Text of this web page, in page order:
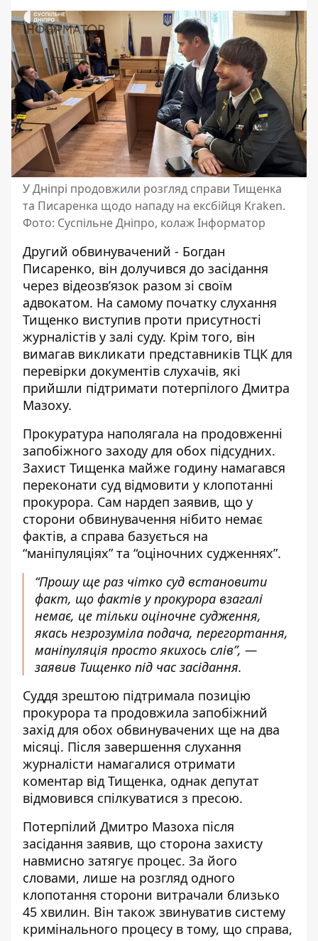
У Дніпрі продовжили розгляд справи Тищенка
та Писаренка щодо нападу на ексбійця Kraken.
Фото: Суспільне Дніпро, колаж Інформатор
Другий обвинувачений - Богдан
Писаренко, він долучився до засідання
через відеозв’язок разом зі своїм
адвокатом. На самому початку слухання
Тищенко виступив проти присутності
журналістів у залі суду. Крім того, він
вимагав викликати представників ТЦК для
перевірки документів слухачів, які
прийшли підтримати потерпілого Дмитра
Мазоху.
Прокуратура наполягала на продовженні
запобіжного заходу для обох підсудних.
Захист Тищенка майже годину намагався
переконати суд відмовити у клопотанні
прокурора. Сам нардеп заявив, що у
сторони обвинувачення нібито немає
фактів, а справа базується на
“маніпуляціях” та “оціночних судженнях”.
“Прошу ще раз чітко суд встановити
факт, що фактів у прокурора взагалі
немає, це тільки оціночне судження,
якась незрозуміла подача, перегортання,
маніпуляція просто якихось слів”, —
заявив Тищенко під час засідання.
Суддя зрештою підтримала позицію
прокурора та продовжила запобіжний
захід для обох обвинувачених ще на два
місяці. Після завершення слухання
журналісти намагалися отримати
коментар від Тищенка, однак депутат
відмовився спілкуватися з пресою.
Потерпілий Дмитро Мазоха після
засідання заявив, що сторона захисту
навмисно затягує процес. За його
словами, лише на розгляд одного
клопотання сторони витрачали близько
45 хвилин. Він також звинуватив систему
кримінального процесу в тому, що справа,